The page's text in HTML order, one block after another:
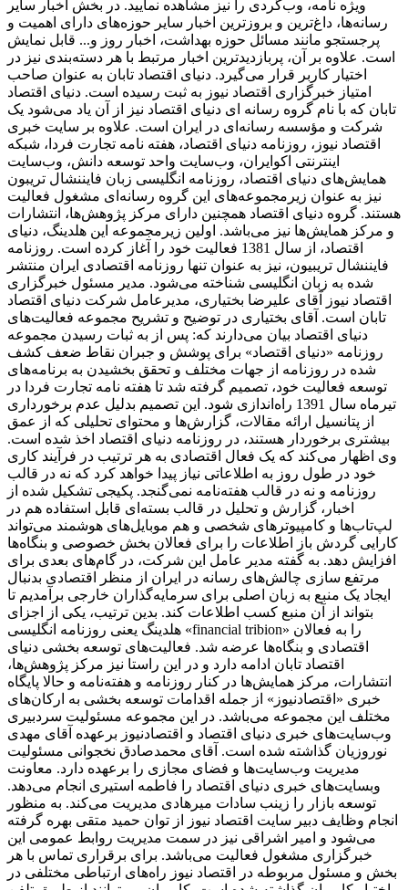
ویژه نامه، وب‌گردی را نیز مشاهده نمایید. در بخش اخبار سایر
رسانه‌ها، داغ‌ترین و بروزترین اخبار سایر حوزه‌های دارای اهمیت و
پرجستجو مانند مسائل حوزه بهداشت، اخبار روز و... قابل نمایش
است. علاوه بر آن، پربازدیدترین اخبار مرتبط با هر دسته‌بندی نیز در
اختیار کاربر قرار می‌گیرد. دنیای اقتصاد تابان به عنوان صاحب
امتیاز خبرگزاری اقتصاد نیوز به ثبت رسیده است. دنیای اقتصاد
تابان که با نام گروه رسانه ای دنیای اقتصاد نیز از آن یاد می‌شود یک
شرکت و مؤسسه رسانه‌ای در ایران است. علاوه بر سایت خبری
اقتصاد نیوز، روزنامه دنیای اقتصاد، هفته ‌نامه تجارت فردا، شبکه
اینترنتی اکوایران، وب‌سایت واحد توسعه دانش، وب‌سایت
همایش‌های دنیای اقتصاد، روزنامه انگلیسی ‌زبان فایننشال تریبون
نیز به عنوان زیرمجموعه‌های این گروه رسانه‌ای مشغول فعالیت
هستند. گروه دنیای اقتصاد همچنین دارای مرکز پژوهش‌ها، انتشارات
و مرکز همایش‌ها نیز می‌باشد. اولین زیرمجموعه این هلدینگ، دنیای
اقتصاد، از سال 1381 فعالیت خود را آغاز کرده است. روزنامه
فایننشال تریبیون، نیز به عنوان تنها روزنامه اقتصادی ایران منتشر
شده به زبان انگلیسی شناخته می‌شود. مدیر مسئول خبرگزاری
اقتصاد نیوز آقای علیرضا بختیاری، مدیرعامل شرکت دنیای اقتصاد
تابان است. آقای بختیاری در توضیح و تشریح مجموعه فعالیت‌های
دنیای اقتصاد بیان می‌دارند که: پس از به ثبات رسیدن مجموعه
روزنامه «دنیای اقتصاد» برای پوشش و جبران نقاط ضعف کشف
شده در روزنامه از جهات مختلف و تحقق بخشیدن به برنامه‌های
توسعه فعالیت خود، تصمیم گرفته شد تا هفته نامه تجارت فردا در
تیرماه سال 1391 راه‌اندازی شود. این تصمیم بدلیل عدم برخورداری
از پتانسیل ارائه مقالات، گزارش‌ها و محتوای تحلیلی که از عمق
بیشتری برخوردار هستند، در روزنامه دنیای اقتصاد اخذ شده است.
وی اظهار می‌کند که یک فعال اقتصادی به هر ترتیب در فرآیند کاری
خود در طول روز به اطلاعاتی نیاز پیدا خواهد کرد که نه در قالب
روزنامه و نه در قالب هفته‌نامه نمی‌گنجد. پکیجی تشکیل شده از
اخبار، گزارش و تحلیل در قالب بسته‌ای قابل استفاده هم در
لپ‌تاب‌ها و کامپیوترهای شخصی و هم موبایل‌های هوشمند می‌تواند
کارایی گردش باز اطلاعات را برای فعالان بخش خصوصی و بنگاه‌ها
افزایش دهد. به گفته مدیر عامل این شرکت، در گام‌های بعدی برای
مرتفع سازی چالش‌های رسانه در ایران از منظر اقتصادی بدنبال
ایجاد یک منبع به زبان اصلی برای سرمایه‌گذاران خارجی برآمدیم تا
بتواند از آن منبع کسب اطلاعات کند. بدین ترتیب، یکی از اجزای
هلدینگ یعنی روزنامه انگلیسی «financial tribion» را به فعالان
اقتصادی و بنگاه‌ها عرضه شد. فعالیت‌های توسعه بخشی دنیای
اقتصاد تابان ادامه دارد و در این راستا نیز مرکز پژوهش‌ها،
انتشارات، مرکز همایش‌ها در کنار روزنامه و هفته‌نامه و حالا پایگاه
خبری «اقتصادنیوز» از جمله اقدامات توسعه بخشی به ارکان‌های
مختلف این مجموعه می‌باشد. در این مجموعه مسئولیت سردبیری
وب‌سایت‌های خبری دنیای اقتصاد و اقتصادنیوز برعهده آقای مهدی
نوروزیان گذاشته شده است. آقای محمدصادق نخجوانی مسئولیت
مدیریت وب‌سایت‌ها و فضای مجازی را برعهده دارد. معاونت
وبسایت‌های خبری دنیای اقتصاد را فاطمه استیری انجام می‌دهد.
توسعه بازار را زینب سادات میرهادی مدیریت می‌کند. به منظور
انجام وظایف دبیر سایت اقتصاد نیوز از توان حمید متقی بهره گرفته
می‌شود و امیر اشراقی نیز در سمت مدیریت روابط عمومی این
خبرگزاری مشغول فعالیت می‌باشد. برای برقراری تماس با هر
بخش و مسئول مربوطه در اقتصاد نیوز راه‌های ارتباطی مختلفی در